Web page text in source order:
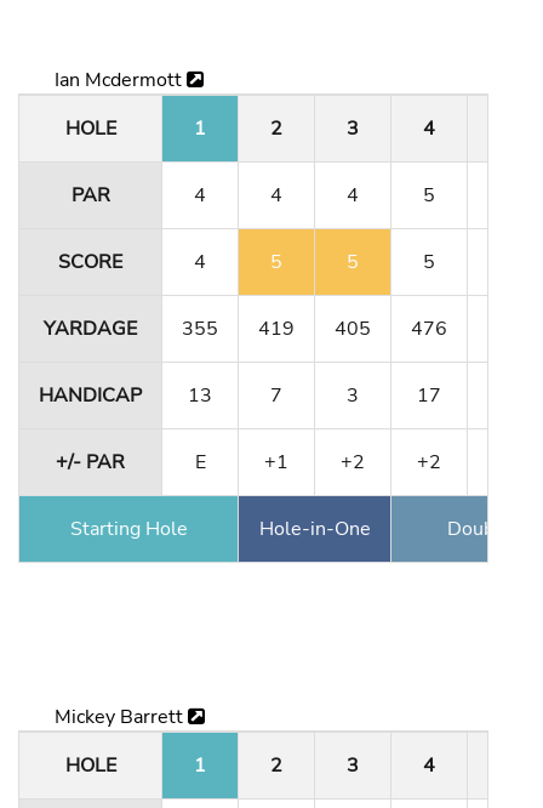
Ian Mcdermott
HOLE
1 2 3 4
PAR 4 4 4 5
SCORE 4 5 5 5
YARDAGE 355 419 405 476
HANDICAP 13 7 3 17
+/- PAR E +1 +2 +2
Starting Hole Hole-in-One Double
Mickey Barrett
HOLE
1 2 3 4